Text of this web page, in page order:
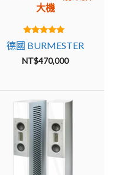
大機
5.00
out of 5
德國 BURMESTER
NT$470,000